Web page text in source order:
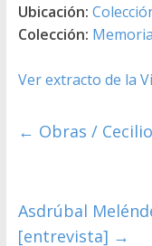
Ubicación:
Colección:
Ver extracto de la
← Obras /
Asdrúbal
[entrevista] →